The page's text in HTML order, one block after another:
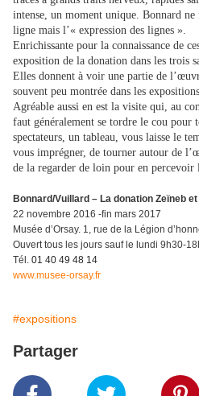
intense, un moment unique. Bonnard ne
ligne mais l’« expression des lignes ».
Enrichissante pour la connaissance de
exposition de la donation dans les trois
Elles donnent à voir une partie de
souvent peu montrée dans les
Agréable aussi en est la visite qui, au
faut généralement se tordre le cou pour
spectateurs, un tableau, vous laisse le
vous imprégner, de tourner autour de
de la regarder de loin pour en percevoir
Bonnard/Vuillard – La donation Zeïneb
22 novembre 2016 -fin mars 2017
Musée d’Orsay. 1, rue de la Légion
Ouvert tous les jours sauf le lundi 9h30-
Tél. 01 40 49 48 14
www.musee-orsay.fr
#expositions
Partager